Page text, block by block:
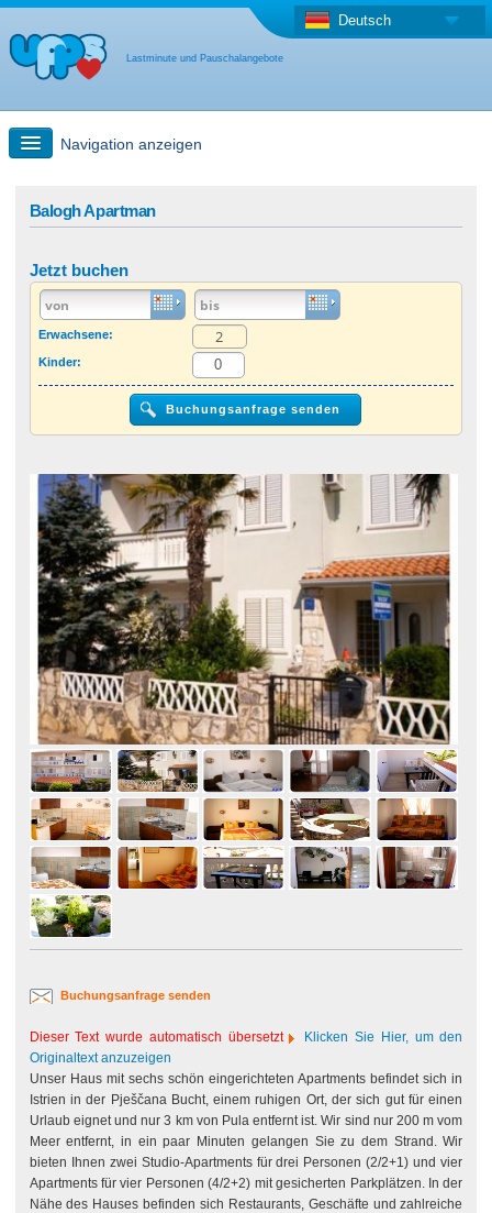
Lastminute und Pauschalangebote
Deutsch
Navigation anzeigen
Last Minute Angebot + Pauschalangebot
Anderes Land
Balogh Apartman
Jetzt buchen
Erwachsene:
Kinder:
Buchungsanfrage senden
Dieser Text wurde automatisch übersetzt
Klicken Sie Hier, um den
Originaltext anzuzeigen
Unser Haus mit sechs schön eingerichteten Apartments befindet sich in
Istrien in der Pješčana Bucht, einem ruhigen Ort, der sich gut für einen
Urlaub eignet und nur 3 km von Pula entfernt ist. Wir sind nur 200 m vom
Meer entfernt, in ein paar Minuten gelangen Sie zu dem Strand. Wir
bieten Ihnen zwei Studio-Apartments für drei Personen (2/2+1) und vier
Apartments für vier Personen (4/2+2) mit gesicherten Parkplätzen. In der
Nähe des Hauses befinden sich Restaurants, Geschäfte und zahlreiche